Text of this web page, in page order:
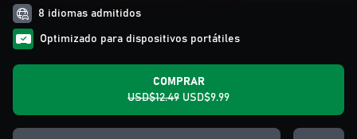
8 idiomas admitidos
Optimizado para dispositivos portátiles
COMPRAR
USD$12.49 USD$9.99